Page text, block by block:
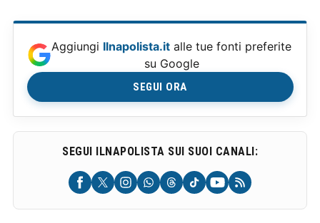
Aggiungi Ilnapolista.it alle tue fonti preferite
su Google
SEGUI ORA
SEGUI ILNAPOLISTA SUI SUOI CANALI: